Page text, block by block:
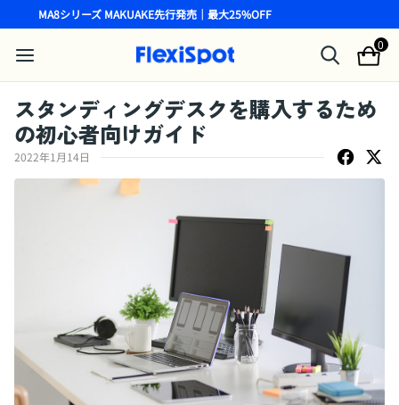
MA8シリーズ MAKUAKE先行発売｜最大25%OFF
0
スタンディングデスクを購入するため
の初心者向けガイド
2022年1月14日